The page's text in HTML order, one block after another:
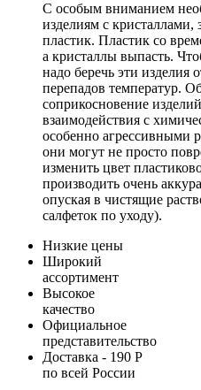
С особым вниманием
изделиям с кристаллами,
пластик. Пластик со
а кристаллы выпасть.
надо беречь эти изделия
перепадов температур.
соприкосновение
взаимодействия с
особенно агрессивными
они могут не просто
изменить цвет
производить очень
опуская в чистящие
салфеток по уходу).
Низкие цены
Широкий
ассортимент
Высокое
качество
Официальное
представительство
Доставка - 190 Р
по всей России